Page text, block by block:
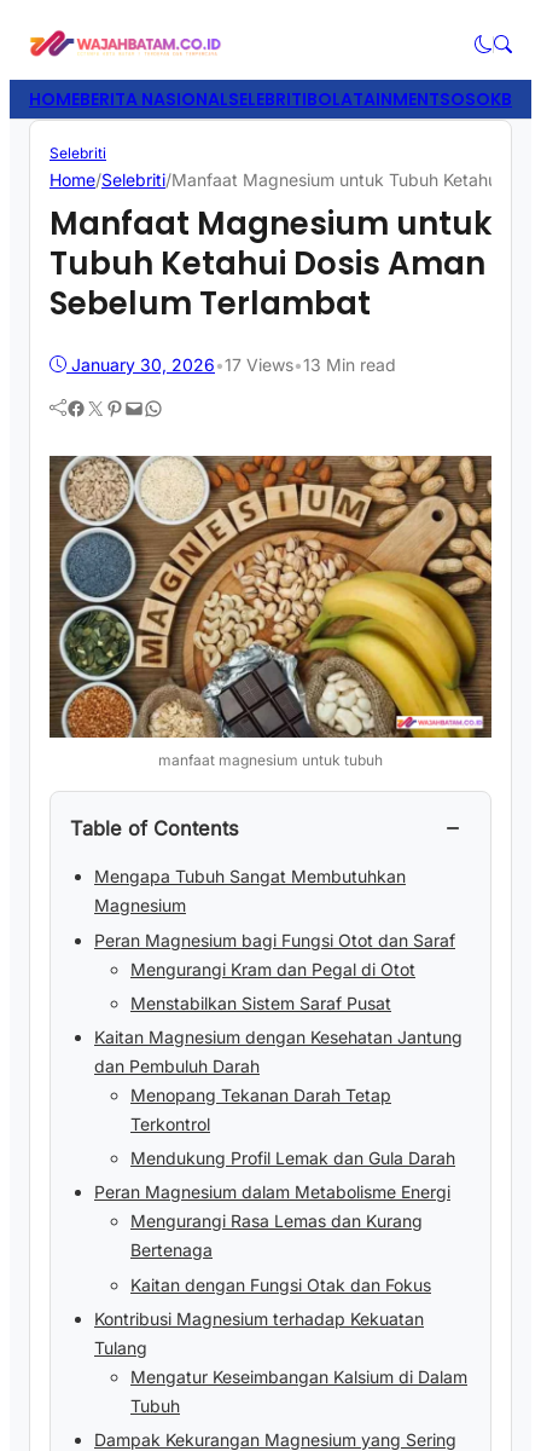
HOMEBERITA NASIONALSELEBRITIBOLATAINMENTSOSOK
Selebriti
Home/Selebriti/Manfaat Magnesium untuk Tubuh Ketahui
Manfaat Magnesium untuk
Tubuh Ketahui Dosis Aman
Sebelum Terlambat
January 30, 2026•17 Views•13 Min read
Facebook Twitter Pinterest Mail WhatsApp
manfaat magnesium untuk tubuh
Table of Contents −
Mengapa Tubuh Sangat Membutuhkan
Magnesium
Peran Magnesium bagi Fungsi Otot dan Saraf
Mengurangi Kram dan Pegal di Otot
Menstabilkan Sistem Saraf Pusat
Kaitan Magnesium dengan Kesehatan Jantung
dan Pembuluh Darah
Menopang Tekanan Darah Tetap
Terkontrol
Mendukung Profil Lemak dan Gula Darah
Peran Magnesium dalam Metabolisme Energi
Mengurangi Rasa Lemas dan Kurang
Bertenaga
Kaitan dengan Fungsi Otak dan Fokus
Kontribusi Magnesium terhadap Kekuatan
Tulang
Mengatur Keseimbangan Kalsium di Dalam
Tubuh
Dampak Kekurangan Magnesium yang Sering